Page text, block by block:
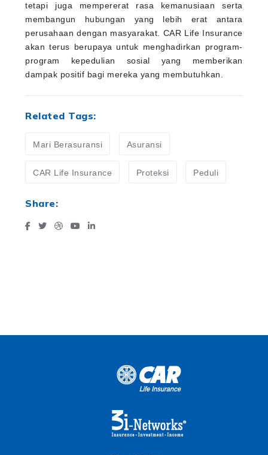
tetapi juga mempererat rasa kemanusiaan serta
membangun hubungan yang lebih erat antara
perusahaan dengan masyarakat. CAR Life Insurance
akan terus berupaya untuk menghadirkan program-
program kepedulian sosial yang memberikan
dampak positif bagi mereka yang membutuhkan.
Related Tags:
Mari Berasuransi Asuransi
CAR Life Insurance Proteksi Peduli
Share: